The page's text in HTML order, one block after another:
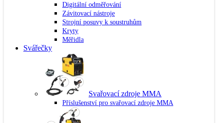
Digitální odměřování
Závitovací nástroje
Strojní posuvy k soustruhům
Kryty
Měřidla
Svářečky
Svařovací zdroje MMA
Příslušenství pro svařovací zdroje MMA